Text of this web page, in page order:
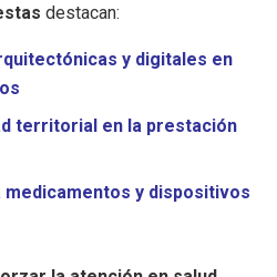
destacan:
y digitales en
territorial en la prestación
y dispositivos